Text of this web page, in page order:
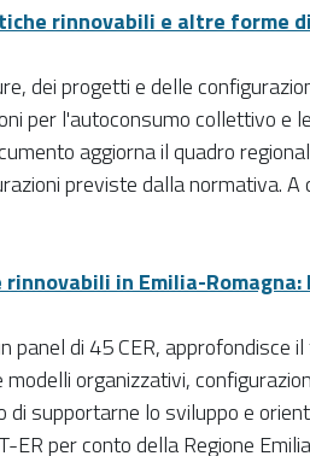
rinnovabili e altre forme
dei progetti e delle
per l'autoconsumo collettivo e
aggiorna il quadro
previste dalla normativa.
in Emilia-
panel di 45 CER, approfondisce
organizzativi,
di supportarne lo sviluppo e
ER per conto della Regione